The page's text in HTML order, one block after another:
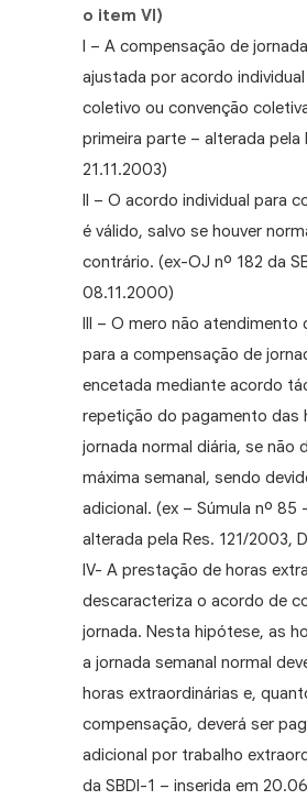
o item VI)
I – A compensação de
ajustada por acordo
coletivo ou convenção
primeira parte – alterada pela
21.11.2003)
II – O acordo individual para
é válido, salvo se houver
contrário. (ex-OJ nº 182 da
08.11.2000)
III – O mero não atendimento
para a compensação de
encetada mediante acordo
repetição do pagamento das
jornada normal diária, se não
máxima semanal, sendo
adicional. (ex – Súmula nº 85
alterada pela Res. 121/2003,
IV- A prestação de horas
descaracteriza o acordo de
jornada. Nesta hipótese, as
a jornada semanal normal
horas extraordinárias e,
compensação, deverá ser
adicional por trabalho
da SBDI-1 – inserida em